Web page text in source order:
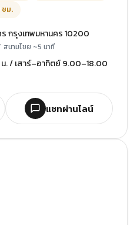
ชม.
กรุงเทพมหานคร 10200
สนามไชย ~5 นาที
/ เสาร์–อาทิตย์ 9.00–18.00
แชทผ่านไลน์